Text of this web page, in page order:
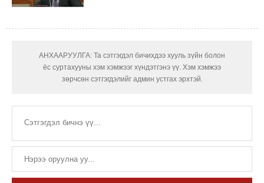
АНХААРУУЛГА: Та сэтгэгдэл бичихдээ хууль зүйн болон
ёс суртахууны хэм хэмжээг хүндэтгэнэ үү. Хэм хэмжээ
зөрчсөн сэтгэгдэлийг админ устгах эрхтэй.